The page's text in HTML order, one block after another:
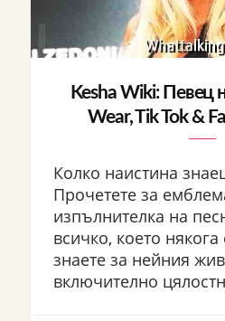
Kesha Wiki: Певец
Wear, Tik Tok &
Колко наистина
Прочетете за
изпълнителка на
всичко, което някога
знаете за нейния
включително